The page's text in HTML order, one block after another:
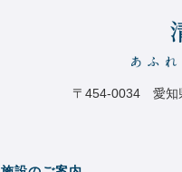
〒454-0034 愛知